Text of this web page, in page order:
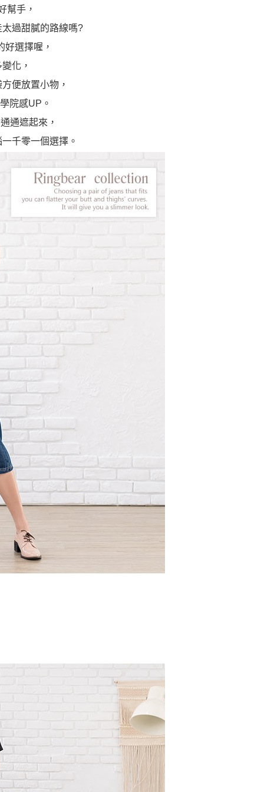
幫手，
過甜膩的路線嗎?
好選擇喔，
化，
便放置小物，
院感UP。
通遮起來，
千零一個選擇。